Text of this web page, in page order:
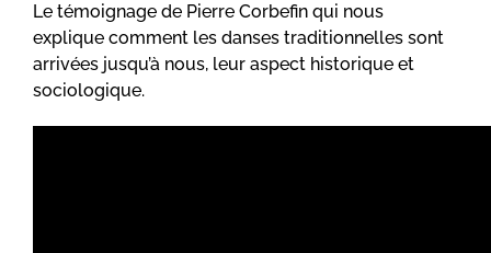
Le témoignage de Pierre Corbefin qui nous
explique comment les danses traditionnelles sont
arrivées jusqu’à nous, leur aspect historique et
sociologique.